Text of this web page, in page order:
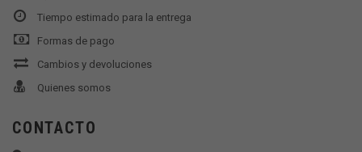
Tiempo estimado para la entrega
Formas de pago
Cambios y devoluciones
Quienes somos
CONTACTO